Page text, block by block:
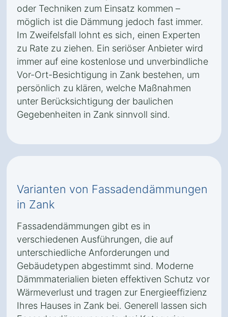
oder Techniken zum Einsatz kommen –
möglich ist die Dämmung jedoch fast immer.
Im Zweifelsfall lohnt es sich, einen Experten
zu Rate zu ziehen. Ein seriöser Anbieter wird
immer auf eine kostenlose und unverbindliche
Vor-Ort-Besichtigung in Zank bestehen, um
persönlich zu klären, welche Maßnahmen
unter Berücksichtigung der baulichen
Gegebenheiten in Zank sinnvoll sind.
Varianten von Fassadendämmungen
in Zank
Fassadendämmungen gibt es in
verschiedenen Ausführungen, die auf
unterschiedliche Anforderungen und
Gebäudetypen abgestimmt sind. Moderne
Dämmmaterialien bieten effektiven Schutz vor
Wärmeverlust und tragen zur Energieeffizienz
Ihres Hauses in Zank bei. Generell lassen sich